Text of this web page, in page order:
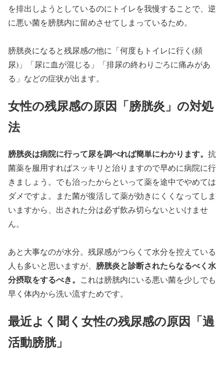
を排出しようとしているのにトイレを我慢することで、逆
に悪い菌を膀胱内に留めさせてしまっているため。
膀胱炎になると残尿感の他に「何度もトイレに行く(頻
尿)」「尿に血が混じる」「排尿の終わりごろに痛みがあ
る」などの症状が出ます。
女性の残尿感の原因「膀胱炎」の対処
法
膀胱炎は病院に行って尿を調べれば簡単にわかります。 抗
菌薬を服用すればスッキリと治りますので早めに病院に行
きましょう。でも治ったからといって薬を途中でやめては
ダメですよ。また菌が復活して薬が効きにくくなってしま
いますから、出された分は必ず飲み切らないといけませ
ん。
あと大事なのが水分。残尿感がつらくて水分を控えている
人も多いと思いますが、 膀胱炎と診断されたらなるべく水
分摂取をするべき。 これは膀胱内にいる悪い菌を少しでも
早く体内から洗い流すためです。
最近よく聞く女性の残尿感の原因「過
活動膀胱」